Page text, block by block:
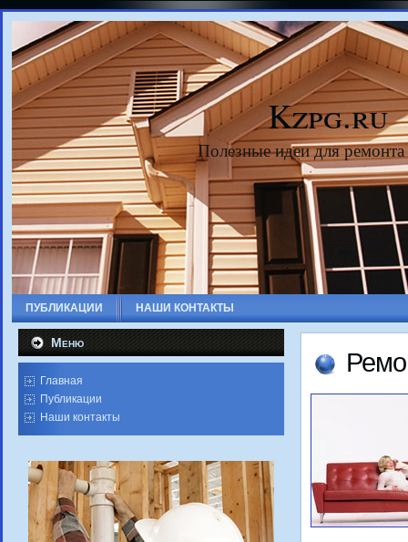
Kzpg.ru
Полезные идеи для
ПУБЛИКАЦИИ НАШИ КОНТАКТЫ
Меню
Главная
Публикации
Наши контакты